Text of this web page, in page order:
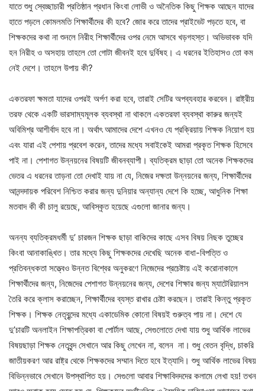
যাতে শুধু স্বেচ্ছাচারী প্রতিষ্ঠান প্রধান কিংবা লোভী ও অনৈতিক কিছু শিক্ষক আছেন যাদের
হাতে পড়লে কোমলমতি শিক্ষার্থীদের কী হবে? জোর করে তাদের প্রাইভেট পড়তে হবে, বা
শিক্ষকদের কথা না শুনলে নিরীহ শিক্ষার্থীদের ওপর নেমে আসবে খড়গহস্ত। অভিভাবক যদি
হন নিরীহ ও অসহায় তাহলে তো গোটা জীবনই হবে দুর্বিষহ। এ ধরনের ইতিহাসও তো কম
নেই দেশে। তাহলে উপায় কী?
একতরফা ক্ষমতা যাদের ওপরই অর্পণ করা হবে, তারাই সেটির অপব্যবহার করবেন। রাষ্ট্রীয়
তরফ থেকে একটি ভারসাম্যমূলক ব্যবস্থা না থাকলে একতরফা ব্যবস্থা কারুর জন্যই
অবিমিশ্র আশীর্বাদ হবে না। অর্থাৎ আমাদের দেশে এখনও যে প্রক্রিয়ায় শিক্ষক নিয়োগ হয়
এবং যারা এই পেশায় প্রবেশ করেন, তাদের মধ্যে সবাইকেই আমরা প্রকৃত শিক্ষক হিসেবে
পাই না। পেশাগত উন্নয়নের বিষয়টি জীবনব্যাপী। ব্যতিক্রম ছাড়া তো অনেক শিক্ষকদের
ভেতর এ ধরনের তাড়না তো দেখাই যায় না যে, নিজের দক্ষতা উন্নয়নের জন্য, শিক্ষার্থীদের
আনন্দদায়ক পরিবেশ নিশ্চিত করার জন্য দুনিয়ার অন্যান্য দেশে কি হচ্ছে, আধুনিক শিক্ষা
মতবাদ কী কী চালু রয়েছে, আবিস্কৃত হয়েছে এগুলো জানার জন্য।
অনন্য ব্যতিক্রমধর্মী দু’ চারজন শিক্ষক ছাড়া বাকিদের কাছে এসব বিষয় নিছক তুচ্ছের
কিংবা আনাকাঙ্খিত। তার মধ্যে কিছু শিক্ষকদের দেখেছি অনেক বাধা-বিপত্তি ও
প্রতিবন্ধকতা সত্ত্বেও উন্নত বিশ্বের অনুকরণে নিজেদের প্রচেষ্টায় এই করোনাকালে
শিক্ষার্থীদের জন্য, নিজেদের পেশাগত উন্নয়নের জন্য, দেশের শিক্ষার জন্য ম্যাটেরিয়ালস
তৈরি করে ক্লাস করাচ্ছেন, শিক্ষার্থীদের ব্যস্ত রাখার চেষ্টা করছেন। তারাই কিন্তু প্রকৃত
শিক্ষক। শিক্ষক নেতৃবৃন্দের মধ্যে একাডেমিক কোনো বিষয়ই গুরুত্ব পায় না। দেশে যে
দু’চারটি অনলাইন শিক্ষাপত্রিকা বা পোর্টাল আছে, সেগুলোতে দেখা যায় শুধু আর্থিক লাভের
বিষয়ছাড়া শিক্ষক নেতৃবৃন্দ সেখানে আর কিছু লেখেন না, বলেন না। শুধু বেতন বৃদ্ধি, চাকরি
জাতীয়করণ আর রাষ্ট্র থেকে শিক্ষকদের সম্মান দিতে হবে ইত্যাদি। শুধু আর্থিক লাভের বিষয়
বিভিন্নভাবে সেখানে উপস্থাপিত হয়। সেগুলো আবার শিক্ষাবিদদদের কলামে লেখা হয়! তখন